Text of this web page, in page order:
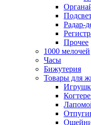
Радар-
Прочее
1000 мелочей
Часы
Бижутерия
Товары для